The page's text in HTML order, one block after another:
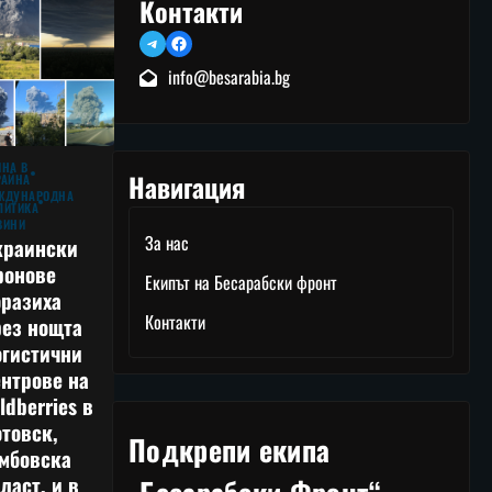
В
нощта
на
в
и в
Контакти
TelegramFacebook
info@besarabia.bg
Навигация
За нас
Екипът на Бесарабски фронт
Контакти
Подкрепи екипа